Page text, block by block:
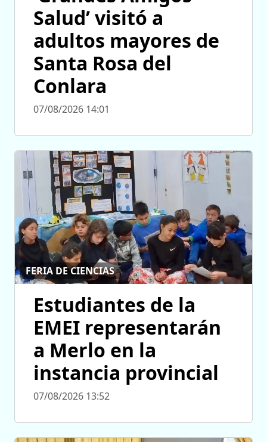
Salud’ visitó a
adultos mayores de
Santa Rosa del
Conlara
07/08/2026 14:01
FERIA DE CIENCIAS
Estudiantes de la
EMEI representarán
a Merlo en la
instancia provincial
07/08/2026 13:52